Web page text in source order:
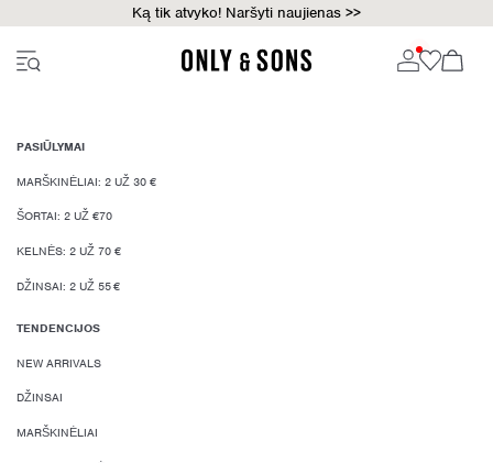
Ką tik atvyko! Naršyti naujienas >>
PASIŪLYMAI
MARŠKINĖLIAI: 2 UŽ 30 €
ŠORTAI: 2 UŽ €70
KELNĖS: 2 UŽ 70 €
DŽINSAI: 2 UŽ 55 €
TENDENCIJOS
NEW ARRIVALS
DŽINSAI
MARŠKINĖLIAI